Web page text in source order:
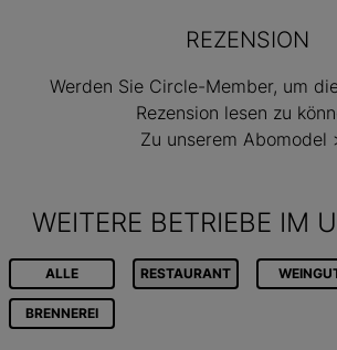
REZENSION
Werden Sie Circle-Member, um
Rezension lesen zu
Zu unserem Abomodel
WEITERE BETRIEBE IM
ALLE RESTAURANT
BRENNEREI